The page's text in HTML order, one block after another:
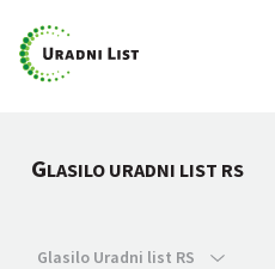
GLASILO URADNI LIST RS
Glasilo Uradni list RS